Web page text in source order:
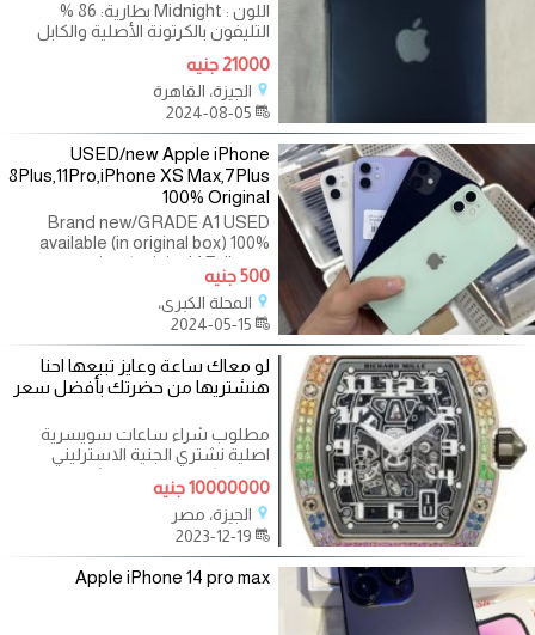
اللون : Midnight بطارية: 86 %
التليفون بالكرتونة الأصلية والكابل
وجرابين اسود واحمر للتواصل:
01007880431
21000 جنيه
الجيزة، القاهرة
USED/new Apple iPhone
8Plus,11Pro,iPhone XS Max,7Plus
100% Original
Brand new/GRADE A1 USED
available (in original box) 100%
genuine / original 1 Full year
international warranty Factory
sealed Complete accessories
(Original packaging box)
500 جنيه
المحلة الكبرى،
لو معاك ساعة وعايز تبيعها احنا
هنشتريها من حضرتك بأفضل سعر
مطلوب شراء ساعات سويسرية
اصلية نشتري الجنية الاسترليني
الملغي /اليورو الملغي نشتري المليون
10000000 جنيه
الجيزة، مصر
Apple iPhone 14 pro max